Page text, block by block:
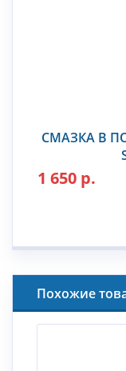
СМАЗКА В
1 650 р.
Похожие